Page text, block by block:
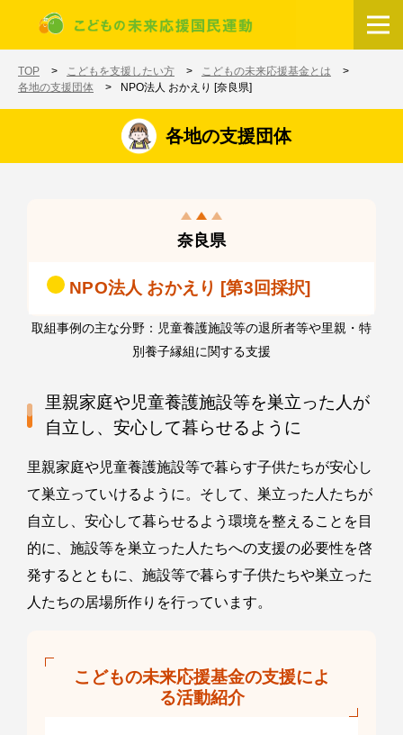
メインコンテンツに移動
TOP こどもを支援したい方
こどもの未来応援基金とは
各地の支援団体
NPO法人 おかえり [奈良県]
各地の支援団体
奈良県
NPO法人 おかえり [第3回採択]
取組事例の主な分野：児童養護施設等の退所者等や里親・特
別養子縁組に関する支援
里親家庭や児童養護施設等を巣立った人が
自立し、安心して暮らせるように
里親家庭や児童養護施設等で暮らす子供たちが安心し
て巣立っていけるように。そして、巣立った人たちが
自立し、安心して暮らせるよう環境を整えることを目
的に、施設等を巣立った人たちへの支援の必要性を啓
発するとともに、施設等で暮らす子供たちや巣立った
人たちの居場所作りを行っています。
こどもの未来応援基金の支援によ
る活動紹介